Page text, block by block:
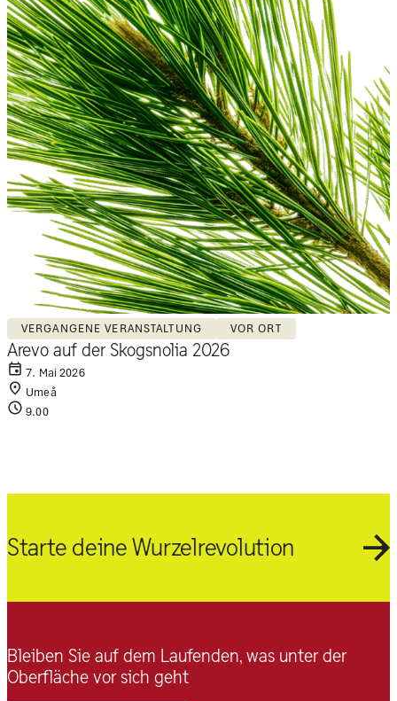
VERGANGENE VERANSTALTUNG VOR ORT
Arevo auf der Skogsnolia 2026
7. Mai 2026
Umeå
9.00
Starte deine Wurzelrevolution
Bleiben Sie auf dem Laufenden, was unter der
Oberfläche vor sich geht